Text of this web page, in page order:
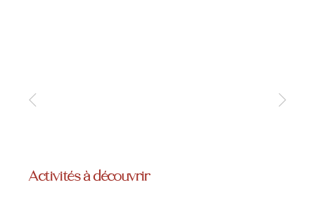
Activités à découvrir